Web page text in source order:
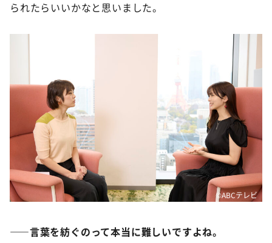
られたらいいかなと思いました。
©️ABCテレビ
――言葉を紡ぐのって本当に難しいですよね。